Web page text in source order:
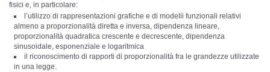
fisici e, in particolare:
l’utilizzo di rappresentazioni grafiche e di modelli funzionali relativi
almeno a proporzionalità diretta e inversa, dipendenza lineare,
proporzionalità quadratica crescente e decrescente, dipendenza
sinusoidale, esponenziale e logaritmica
il riconoscimento di rapporti di proporzionalità fra le grandezze utilizzate
in una legge.